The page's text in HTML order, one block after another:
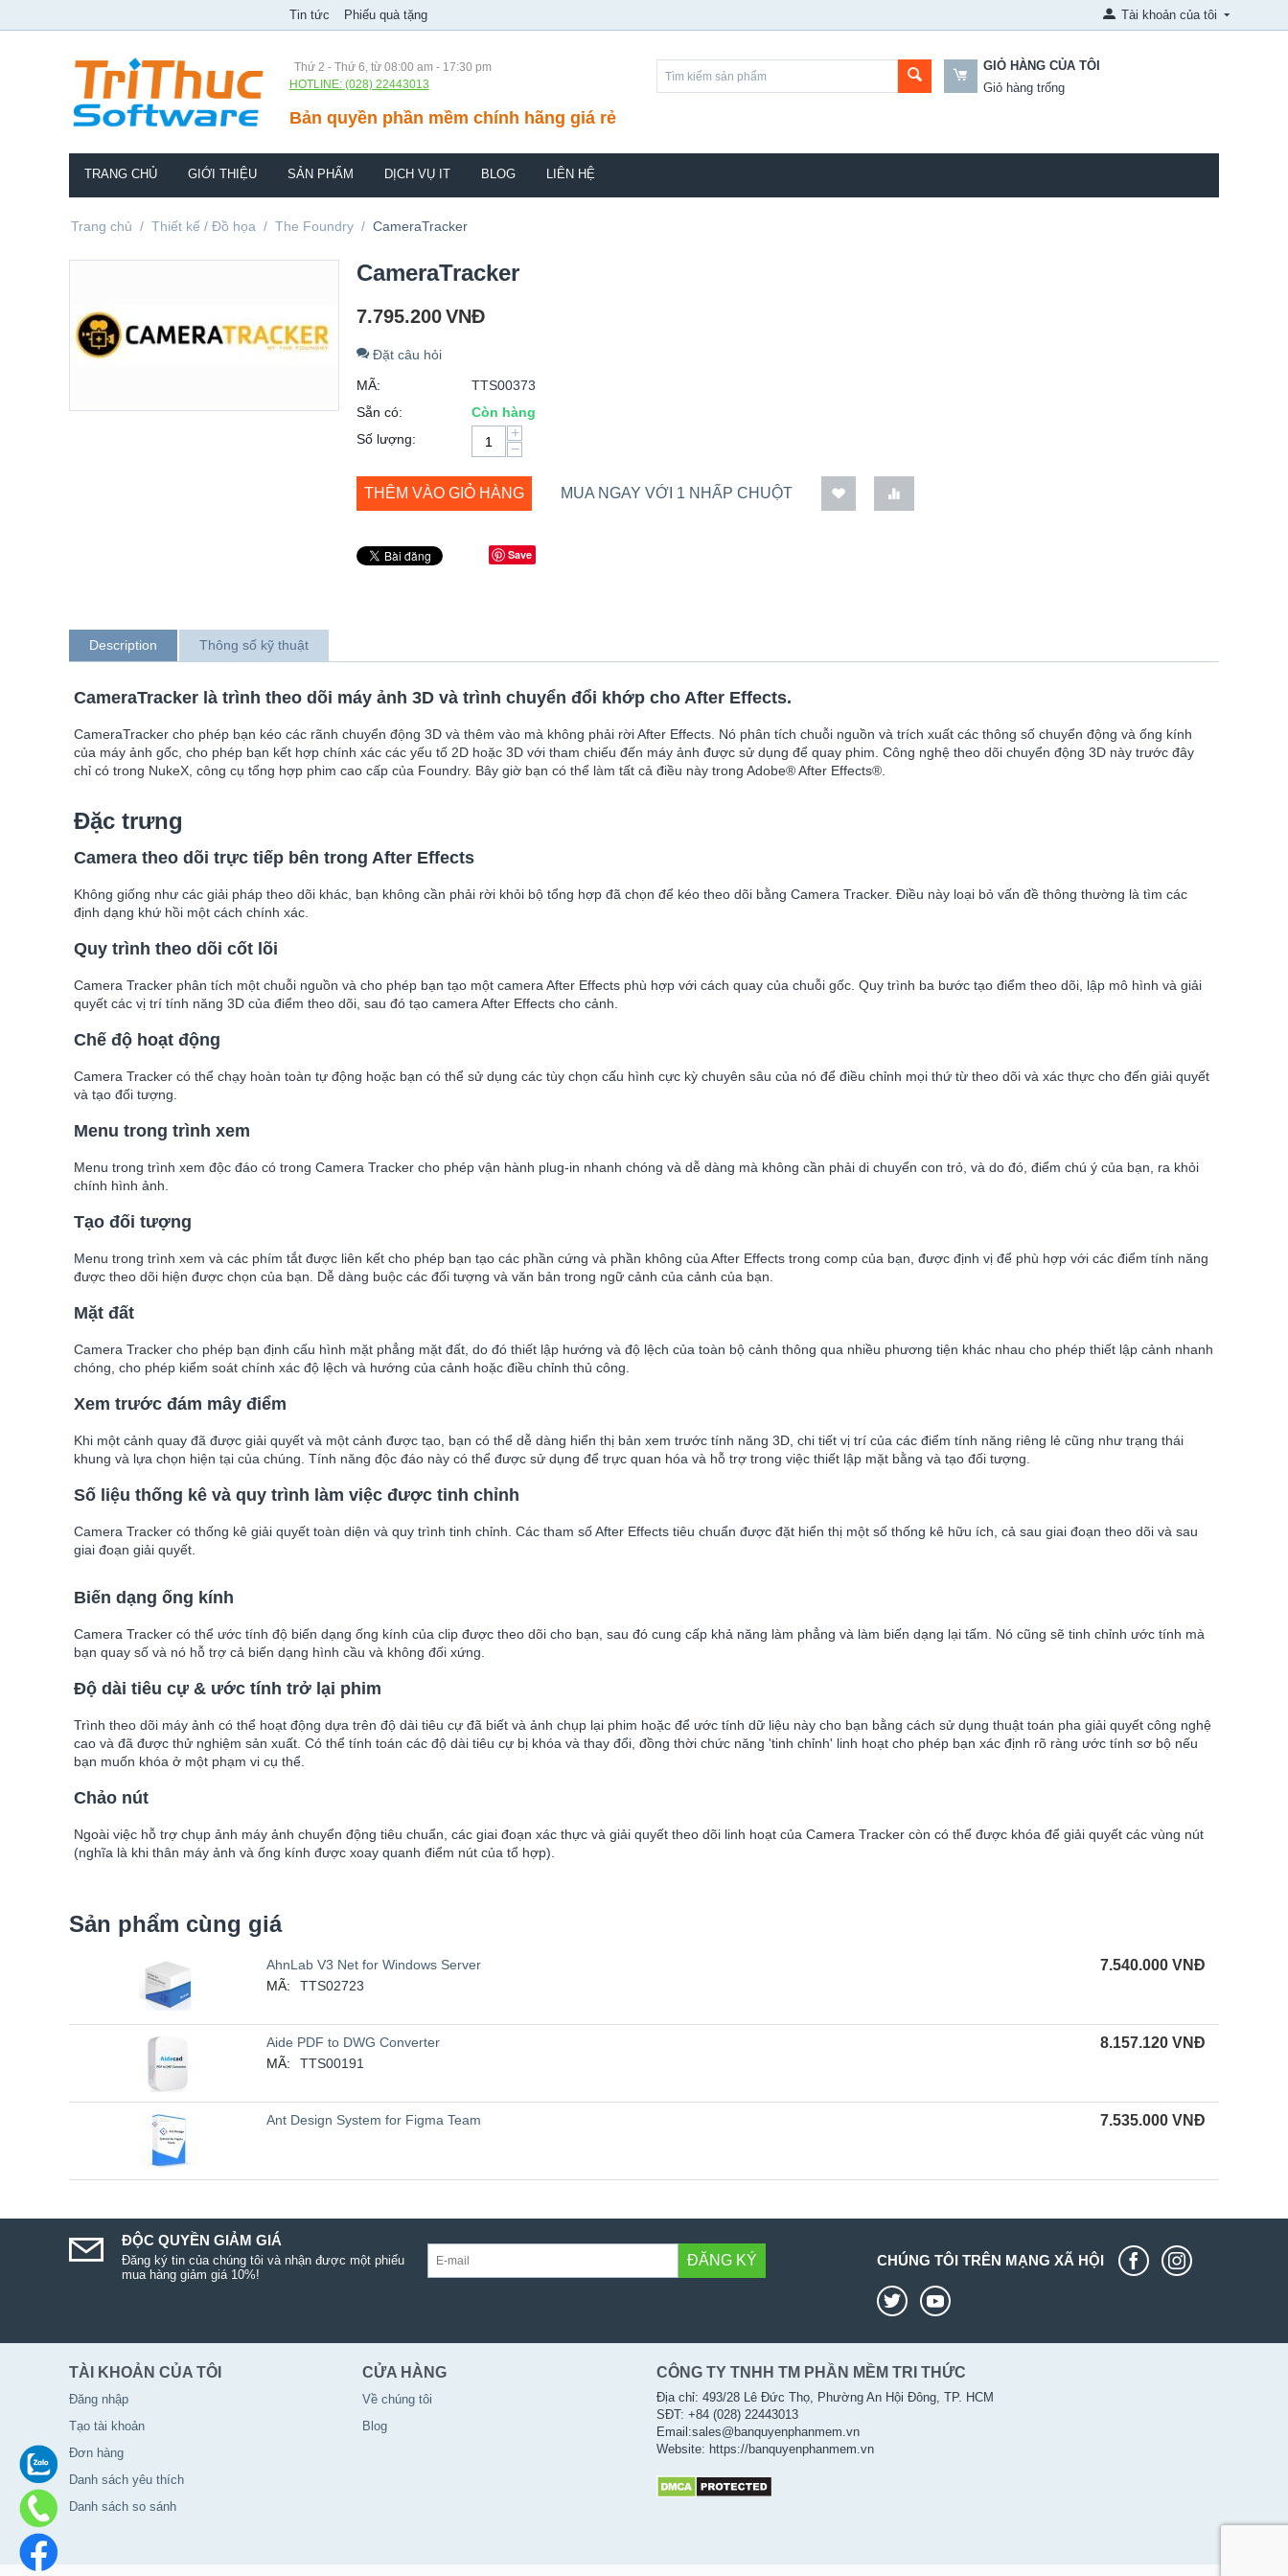
Tin tức Phiếu quà tặng Tài khoản của tôi
Thứ 2 - Thứ 6, từ 08:00 am - 17:30 pm
HOTLINE: (028) 22443013
Bản quyền phần mềm chính hãng giá rẻ
GIỎ HÀNG CỦA TÔI
Giỏ hàng trống
TRANG CHỦ GIỚI THIỆU SẢN PHẨM DỊCH VỤ IT BLOG LIÊN HỆ
Trang chủ / Thiết kế / Đồ họa / The Foundry / CameraTracker
CameraTracker
7.795.200VNĐ
Đặt câu hỏi
MÃ:
TTS00373
Sẵn có:
Còn hàng
Số lượng:
+
−
THÊM VÀO GIỎ HÀNG MUA NGAY VỚI 1 NHẤP CHUỘT
Save
Description Thông số kỹ thuật
CameraTracker là trình theo dõi máy ảnh 3D và trình chuyển đổi khớp cho After Effects.
CameraTracker cho phép bạn kéo các rãnh chuyển động 3D và thêm vào mà không phải rời After Effects. Nó phân tích chuỗi nguồn và trích xuất các thông số chuyển động và ống kính
của máy ảnh gốc, cho phép bạn kết hợp chính xác các yếu tố 2D hoặc 3D với tham chiếu đến máy ảnh được sử dụng để quay phim. Công nghệ theo dõi chuyển động 3D này trước đây
chỉ có trong NukeX, công cụ tổng hợp phim cao cấp của Foundry. Bây giờ bạn có thể làm tất cả điều này trong Adobe® After Effects®.
Đặc trưng
Camera theo dõi trực tiếp bên trong After Effects
Không giống như các giải pháp theo dõi khác, bạn không cần phải rời khỏi bộ tổng hợp đã chọn để kéo theo dõi bằng Camera Tracker. Điều này loại bỏ vấn đề thông thường là tìm các
định dạng khứ hồi một cách chính xác.
Quy trình theo dõi cốt lõi
Camera Tracker phân tích một chuỗi nguồn và cho phép bạn tạo một camera After Effects phù hợp với cách quay của chuỗi gốc. Quy trình ba bước tạo điểm theo dõi, lập mô hình và giải
quyết các vị trí tính năng 3D của điểm theo dõi, sau đó tạo camera After Effects cho cảnh.
Chế độ hoạt động
Camera Tracker có thể chạy hoàn toàn tự động hoặc bạn có thể sử dụng các tùy chọn cấu hình cực kỳ chuyên sâu của nó để điều chỉnh mọi thứ từ theo dõi và xác thực cho đến giải quyết
và tạo đối tượng.
Menu trong trình xem
Menu trong trình xem độc đáo có trong Camera Tracker cho phép vận hành plug-in nhanh chóng và dễ dàng mà không cần phải di chuyển con trỏ, và do đó, điểm chú ý của bạn, ra khỏi
chính hình ảnh.
Tạo đối tượng
Menu trong trình xem và các phím tắt được liên kết cho phép bạn tạo các phần cứng và phần không của After Effects trong comp của bạn, được định vị để phù hợp với các điểm tính năng
được theo dõi hiện được chọn của bạn. Dễ dàng buộc các đối tượng và văn bản trong ngữ cảnh của cảnh của bạn.
Mặt đất
Camera Tracker cho phép bạn định cấu hình mặt phẳng mặt đất, do đó thiết lập hướng và độ lệch của toàn bộ cảnh thông qua nhiều phương tiện khác nhau cho phép thiết lập cảnh nhanh
chóng, cho phép kiểm soát chính xác độ lệch và hướng của cảnh hoặc điều chỉnh thủ công.
Xem trước đám mây điểm
Khi một cảnh quay đã được giải quyết và một cảnh được tạo, bạn có thể dễ dàng hiển thị bản xem trước tính năng 3D, chi tiết vị trí của các điểm tính năng riêng lẻ cũng như trạng thái
khung và lựa chọn hiện tại của chúng. Tính năng độc đáo này có thể được sử dụng để trực quan hóa và hỗ trợ trong việc thiết lập mặt bằng và tạo đối tượng.
Số liệu thống kê và quy trình làm việc được tinh chỉnh
Camera Tracker có thống kê giải quyết toàn diện và quy trình tinh chỉnh. Các tham số After Effects tiêu chuẩn được đặt hiển thị một số thống kê hữu ích, cả sau giai đoạn theo dõi và sau
giai đoạn giải quyết.
Biến dạng ống kính
Camera Tracker có thể ước tính độ biến dạng ống kính của clip được theo dõi cho bạn, sau đó cung cấp khả năng làm phẳng và làm biến dạng lại tấm. Nó cũng sẽ tinh chỉnh ước tính mà
bạn quay số và nó hỗ trợ cả biến dạng hình cầu và không đối xứng.
Độ dài tiêu cự & ước tính trở lại phim
Trình theo dõi máy ảnh có thể hoạt động dựa trên độ dài tiêu cự đã biết và ảnh chụp lại phim hoặc để ước tính dữ liệu này cho bạn bằng cách sử dụng thuật toán pha giải quyết công nghệ
cao và đã được thử nghiệm sản xuất. Có thể tính toán các độ dài tiêu cự bị khóa và thay đổi, đồng thời chức năng 'tinh chỉnh' linh hoạt cho phép bạn xác định rõ ràng ước tính sơ bộ nếu
bạn muốn khóa ở một phạm vi cụ thể.
Chảo nút
Ngoài việc hỗ trợ chụp ảnh máy ảnh chuyển động tiêu chuẩn, các giai đoạn xác thực và giải quyết theo dõi linh hoạt của Camera Tracker còn có thể được khóa để giải quyết các vùng nút
(nghĩa là khi thân máy ảnh và ống kính được xoay quanh điểm nút của tổ hợp).
Sản phẩm cùng giá
AhnLab V3 Net for Windows Server
MÃ:
TTS02723
7.540.000 VNĐ
Aide PDF to DWG Converter
MÃ:
TTS00191
8.157.120 VNĐ
Ant Design System for Figma Team 7.535.000 VNĐ
ĐỘC QUYỀN GIẢM GIÁ
Đăng ký tin của chúng tôi và nhận được một phiếu
mua hàng giảm giá 10%!
ĐĂNG KÝ CHÚNG TÔI TRÊN MẠNG XÃ HỘI
TÀI KHOẢN CỦA TÔI
Đăng nhập
Tạo tài khoản
Đơn hàng
Danh sách yêu thích
Danh sách so sánh
CỬA HÀNG
Về chúng tôi
Blog
CÔNG TY TNHH TM PHẦN MỀM TRI THỨC
Địa chỉ: 493/28 Lê Đức Thọ, Phường An Hội Đông, TP. HCM
SĐT: +84 (028) 22443013
Email:sales@banquyenphanmem.vn
Website: https://banquyenphanmem.vn